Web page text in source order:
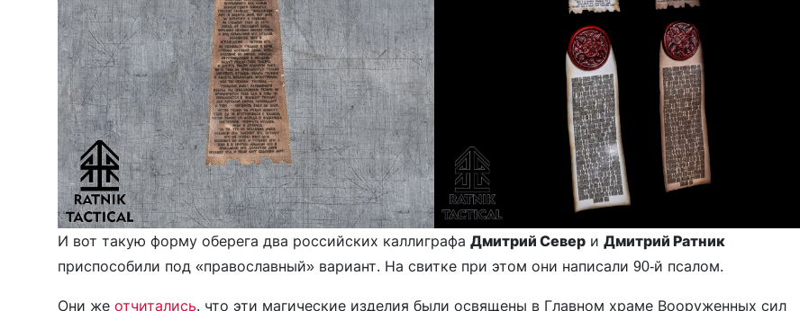
И вот такую форму оберега два российских каллиграфа Дмитрий Север и Дмитрий Ратник
приспособили под «православный» вариант. На свитке при этом они написали 90-й псалом.
Они же отчитались, что эти магические изделия были освящены в Главном храме Вооруженных сил